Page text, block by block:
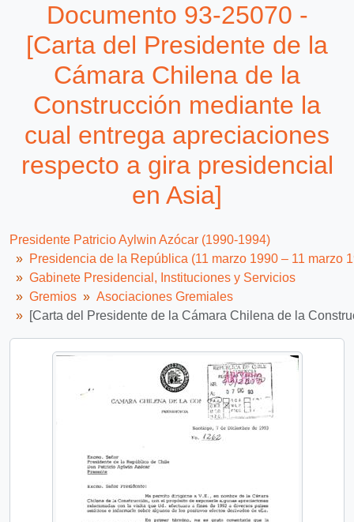
Documento 93-25070 -
[Carta del Presidente de la
Cámara Chilena de la
Construcción mediante la
cual entrega apreciaciones
respecto a gira presidencial
en Asia]
Presidente Patricio Aylwin Azócar (1990-1994)
Presidencia de la República (11 marzo 1990 – 11 marzo
Gabinete Presidencial, Instituciones y Servicios
Gremios
Asociaciones Gremiales
[Carta del Presidente de la Cámara Chilena de la